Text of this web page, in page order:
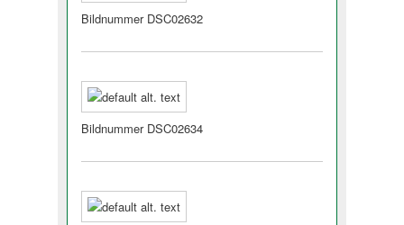
Bildnummer DSC02632
Bildnummer DSC02634